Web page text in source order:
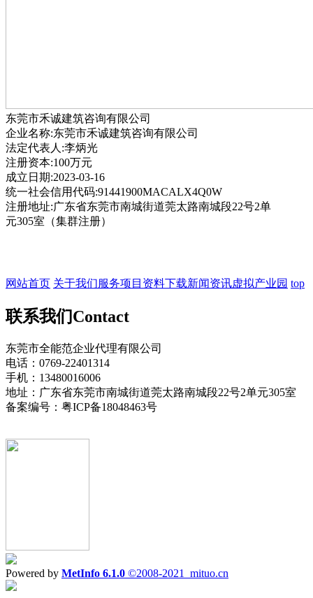
东莞市禾诚建筑咨询有限公司
企业名称:东莞市禾诚建筑咨询有限公司
法定代表人:李炳光
注册资本:100万元
成立日期:2023-03-16
统一社会信用代码:91441900MACALX4Q0W
注册地址:广东省东莞市南城街道莞太路南城段22号2单
元305室（集群注册）
网站首页 关于我们服务项目 资料下载新闻资讯虚拟产业园 top
联系我们Contact
东莞市全能范企业代理有限公司
电话：0769-22401314
手机：13480016006
地址：广东省东莞市南城街道莞太路南城段22号2单元305室
备案编号：粤ICP备18048463号
Powered by MetInfo 6.1.0 ©2008-2021 mituo.cn